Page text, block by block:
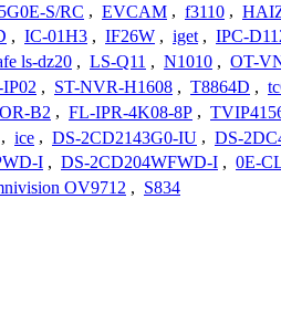
S/RC , EVCAM , f3110 ,
, IC-01H3 , IF26W , iget , IPC-
ls-dz20 , LS-Q11 , N1010 , OT-
, ST-NVR-H1608 , T8864D ,
B2 , FL-IPR-4K08-8P ,
, ice , DS-2CD2143G0-IU , DS-
I , DS-2CD204WFWD-I , 0E-
OV9712 , S834